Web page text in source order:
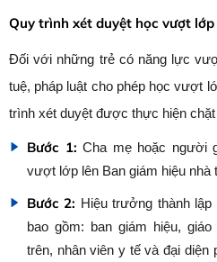
Quy trình xét duyệt học vượt
Đối với những trẻ có năng lực
tuệ, pháp luật cho phép học vượt
trình xét duyệt được thực hiện
Bước 1: Cha mẹ hoặc người
vượt lớp lên Ban giám hiệu nhà
Bước 2: Hiệu trưởng thành
bao gồm: ban giám hiệu,
trên, nhân viên y tế và đại diện